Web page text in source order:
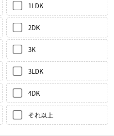
1LDK
2DK
3K
3LDK
4DK
それ以上